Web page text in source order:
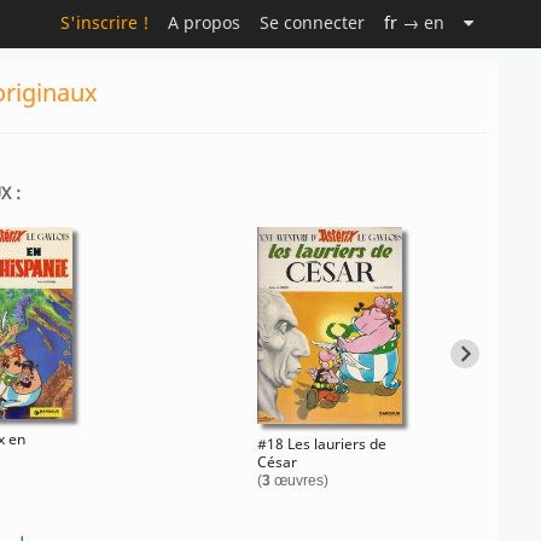
S'inscrire ! A propos Se connecter fr → en
:
en
#18 Les lauriers de
César
(3œuvres)